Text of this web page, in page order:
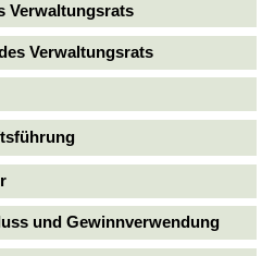
Verwaltungsrats
Verwaltungsrats
und Gewinnverwendung